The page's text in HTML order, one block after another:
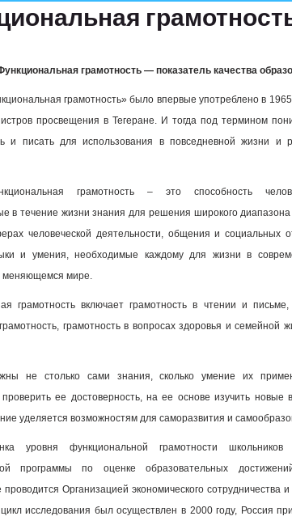
грамотность — показатель качества
грамотность» было впервые употреблено в
просвещения в Тегеране. И тогда под термином
и писать для использования в повседневной жизни и
грамотность – это способность
в течение жизни знания для решения широкого
человеческой деятельности, общения и социальных
и умения, необходимые каждому для жизни в
меняющемся мире.
грамотность включает грамотность в чтении и
грамотность в вопросах здоровья и семейной
не столько сами знания, сколько умение их
ее достоверность, на ее основе изучить новые
уделяется возможностям для саморазвития и
уровня функциональной грамотности
программы по оценке образовательных
проводится Организацией экономического сотрудничества
исследования был осуществлен в 2000 году, Россия